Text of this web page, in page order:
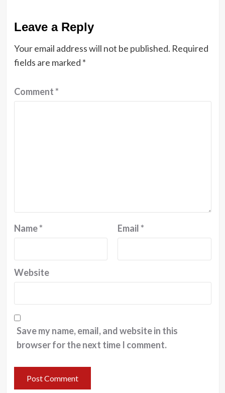
Leave a Reply
Your email address will not be published. Required
fields are marked *
Comment*
Name* Email*
Website
Save my name, email, and website in this
browser for the next time I comment.